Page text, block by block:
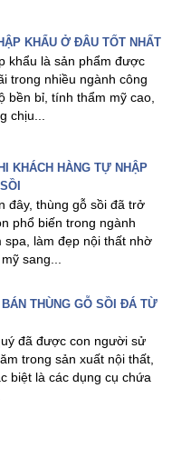
KHẨU Ở ĐÂU TỐT NHẤT
khẩu là sản phẩm được
trong nhiều ngành công
bền bỉ, tính thẩm mỹ cao,
chịu...
KHÁCH HÀNG TỰ NHẬP
đây, thùng gỗ sồi đã trở
phổ biến trong ngành
spa, làm đẹp nội thất nhờ
sang...
THÙNG GỖ SỒI ĐÁ TỪ
đã được con người sử
trong sản xuất nội thất,
biệt là các dụng cụ chứa